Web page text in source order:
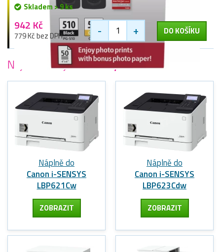
Skladem > 9 ks
942 Kč
779 Kč bez DPH - + DO KOŠÍKU
Nejoblíbenějšítiskárny Canon
Náplně do
Canon i-SENSYS
LBP621Cw
ZOBRAZIT
Náplně do
Canon i-SENSYS
LBP623Cdw
ZOBRAZIT